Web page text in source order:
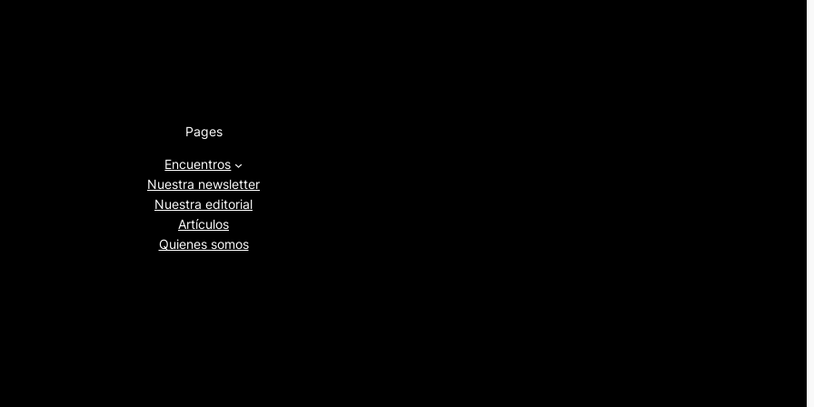
Pages
Encuentros
Nuestra newsletter
Nuestra editorial
Artículos
Quienes somos